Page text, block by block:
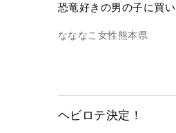
恐竜好きの男の子に買
なななこ 女性熊本県
ヘビロテ決定！